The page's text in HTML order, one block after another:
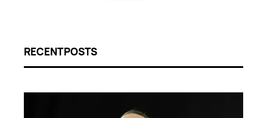
RECENT POSTS